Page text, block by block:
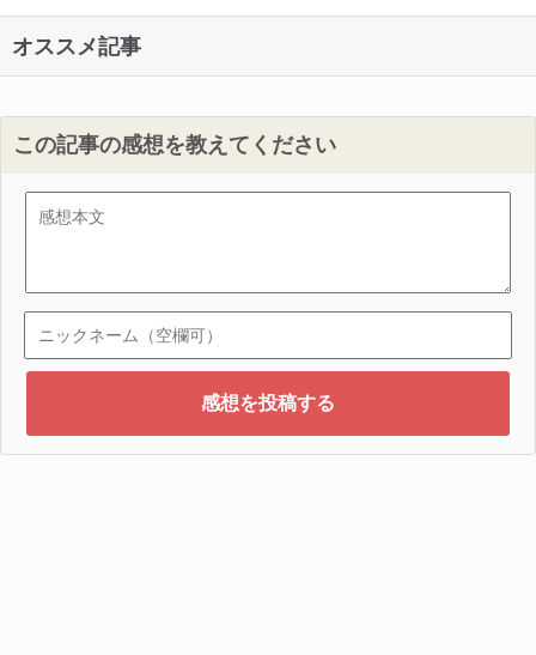
オススメ記事
この記事の感想を教えてください